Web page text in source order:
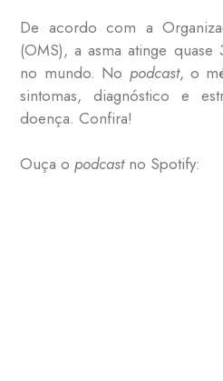
De acordo com a
(OMS), a asma atinge
no mundo. No podcast, o
sintomas, diagnóstico e
doença. Confira!
Ouça opodcastno Spotify: